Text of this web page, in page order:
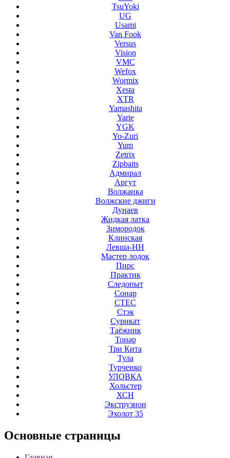
TsuYoki
UG
Usami
Van Fook
Versus
Vision
VMC
Wefox
Wormix
Xesta
XTR
Yamashita
Yarie
YGK
Yo-Zuri
Yum
Zetrix
Zipbaits
Адмирал
Аргут
Волжанка
Волжские джиги
Дунаев
Жидкая латка
Зимородок
Клинская
Левша-НН
Мастер лодок
Пирс
Практик
Следопыт
Сонар
СТЕС
Стэк
Сурикат
Таёжник
Тонар
Три Кита
Тула
Турченко
УЛОВКА
Хольстер
ХСН
Экструзион
Эхолот 35
Основные страницы